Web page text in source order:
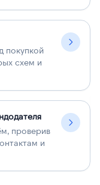
покупкой
схем и
проверив
и